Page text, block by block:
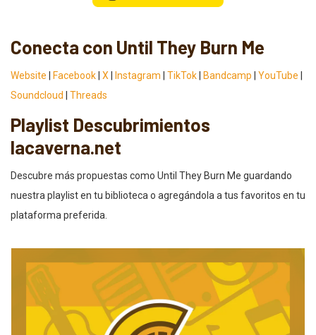
Conecta con Until They Burn Me
Website Facebook X Instagram TikTok Bandcamp YouTube
Soundcloud
Threads
Playlist Descubrimientos
lacaverna.net
Descubre más propuestas como Until They Burn Me guardando
nuestra playlist en tu biblioteca o agregándola a tus favoritos en tu
plataforma preferida.